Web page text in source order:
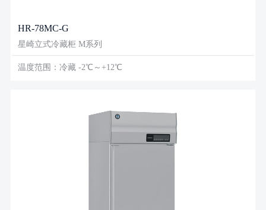
HR-78MC-G
星崎立式冷藏柜 M系列
温度范围：冷藏 -2℃～+12℃